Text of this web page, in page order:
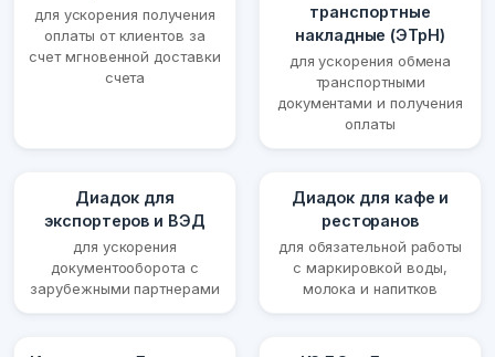
для ускорения получения
оплаты от клиентов за
счет мгновенной доставки
счета
транспортные
накладные (ЭТрН)
для ускорения обмена
транспортными
документами и получения
оплаты
Диадок для
экспортеров и ВЭД
для ускорения
документооборота с
зарубежными партнерами
Диадок для кафе и
ресторанов
для обязательной работы
с маркировкой воды,
молока и напитков